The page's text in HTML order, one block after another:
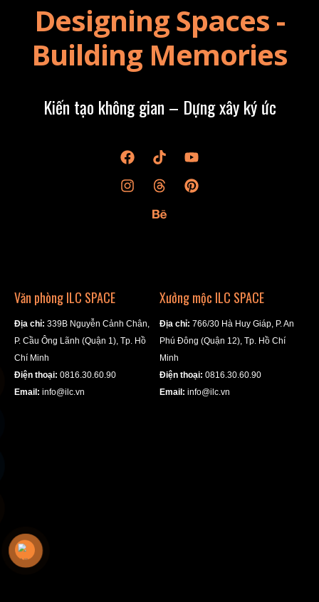
Designing Spaces -
Building Memories
Kiến tạo không gian – Dựng xây ký ức
Văn phòng ILC SPACE
Địa chỉ: 339B Nguyễn Cảnh Chân,
P. Cầu Ông Lãnh (Quận 1), Tp. Hồ
Chí Minh
Điện thoại: 0816.30.60.90
Email: info@ilc.vn
Xưởng mộc ILC SPACE
Địa chỉ: 766/30 Hà Huy Giáp, P. An
Phú Đông (Quận 12), Tp. Hồ Chí
Minh
Điện thoại: 0816.30.60.90
Email: info@ilc.vn